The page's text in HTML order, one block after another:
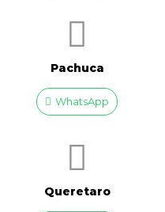
Pachuca
WhatsApp
Queretaro